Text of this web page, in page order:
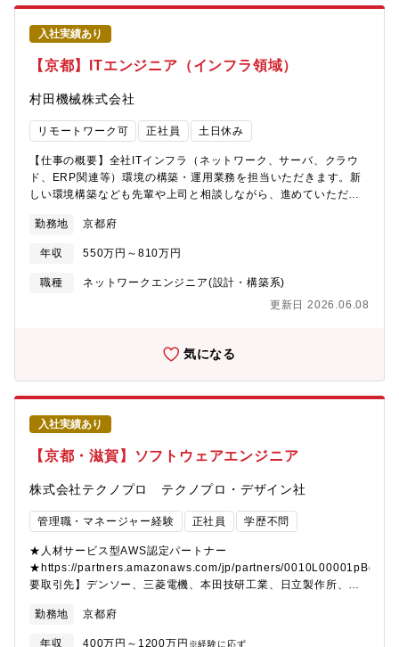
に精通することができる【入社後のキャリアパス】入社後は育成
す。その後１～３年後には現行サービスについて現行メンバーの
ます。５年後には更なるサービス拡充に向けた事業化、サービス
ワーク/出社比率】リモートワーク：20%、出社：80%客先または
駐】有【応募者へのメッセージ】・やりたい事にチャレンジさせ
てくれる風土があります。組織で実績がない技術に対しても将来
性がみこめるものであれば勉強させてもらえるのもありがたいで
す。※ITmediaにインタビュー記事が掲載されております。ぜひ
https://atmarkit.itmedia.co.jp/ait/articles/2509/02/news001.html
クのグループ会社です。同グループ内に於いても、事業分野とし
て非常に重要なポジションを占めており、海外への積極的な展開
を続けています。家電用モータ、及び産業用モータに特化し、エ
アコン用ブラシレスDCモータにおいては、世界トップシェアを獲
得しています。高い技術力と品質を備えたより良い製品を生み出
すことにより、空調・産業分野の発展に貢献しています。
入社実績あり
【京都】ITエンジニア（インフラ領域）
村田機械株式会社
リモートワーク可 正社員 土日休み
【仕事の概要】全社ITインフラ（ネットワーク、サーバ、クラウ
ド、ERP関連等）環境の構築・運用業務を担当いただきます。新
しい環境構築なども先輩や上司と相談しながら、進めていただき
事の詳細、?につくスキル】入社後は下記いずれかを担当いただき
ます。①ネットワーク・"環境の進化を絶えず行っていく"をミッシ
ョンに技術面ではベンダーコントロールしながら最新技術を社内
へ展開 →ゼロトラスト導入、SD-WAN、ネットワーク作業の自
ットワーク環境をみているため、会社としてのネットワーク全体
チ、無線など、技術的にも幅広く習得することも可能・ネットワ
ークだけでなくセキュリティの知識も必要となるためネットワー
ク設計を通してセキュリティに関するスキルアップも可能②サー
バ・サーバ導入から保守までの?連の対応（ハードウェアの選定、
OSセットアップ、仮想環境の構築）・幅広い各種サーバ
（ActiveDirectory、DNS、プロキシ、パッチ中継、ファイル、デ
ータベース、AP）の構成に関する知識やスキルの向上・オンプレ
ミスサーバのクラウド化を進めていこうとしており、オンプレミ
スサーバ・クラウドの両面のスキルアップ・各事業部とサーバ構
成や保守に関してやりとりを行うため、多くの部門の人との接点
を持ち、業務を推進③クラウド・AWSでの環境構築、保守作業
基本的には内製で進めるため、AWSの知識・スキルの向上が可
能・新しいサービスの検証、評価、導入にも積極的にチャレンジ
が出来る環境・全社AWS環境の統制管理の取り組みも始めている
ため、会社全体を対象とした運用が可能【仕事のやりがい・魅
ために各事業部のIT担当の方とディスカッションをしたり、現場
勤務地 京都府
年収 550万円～810万円
職種
ネットワークエンジニア(設計・構築系)
更新日 2026.06.08
気になる
入社実績あり
【京都・滋賀】ソフトウェアエンジニア
株式会社テクノプロ テクノプロ・デザイン社
管理職・マネージャー経験 正社員 学歴不問
★人材サービス型AWS認定パートナー
★https://partners.amazonaws.com/jp/partners/
要取引先】デンソー、三菱電機、本田技研工業、日立製作所、
【具体的には】取引先は全国の大手企業など800社以上ございま
す。同社とプライム契約を結んでいる、大手メーカーやSIerに
勤務地 京都府
年収 400万円～1200万円 ※経験に応ず